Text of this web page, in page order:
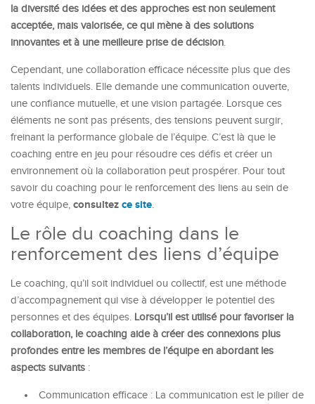
la diversité des idées et des approches est non seulement
acceptée, mais valorisée, ce qui mène à des solutions
innovantes et à une meilleure prise de décision.
Cependant, une collaboration efficace nécessite plus que des
talents individuels. Elle demande une communication ouverte,
une confiance mutuelle, et une vision partagée. Lorsque ces
éléments ne sont pas présents, des tensions peuvent surgir,
freinant la performance globale de l’équipe. C’est là que le
coaching entre en jeu pour résoudre ces défis et créer un
environnement où la collaboration peut prospérer. Pour tout
savoir du coaching pour le renforcement des liens au sein de
votre équipe, consultez ce site.
Le rôle du coaching dans le
renforcement des liens d’équipe
Le coaching, qu’il soit individuel ou collectif, est une méthode
d’accompagnement qui vise à développer le potentiel des
personnes et des équipes. Lorsqu’il est utilisé pour favoriser la
collaboration, le coaching aide à créer des connexions plus
profondes entre les membres de l’équipe en abordant les
aspects suivants :
Communication efficace : La communication est le pilier de